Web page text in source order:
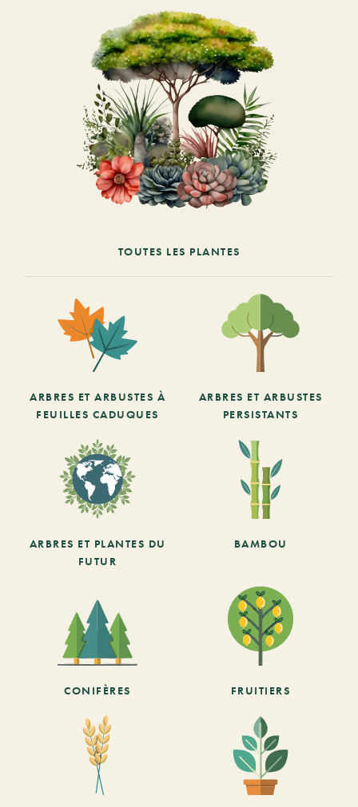
TOUTES LES PLANTES
ARBRES ET ARBUSTES À
FEUILLES CADUQUES
ARBRES ET ARBUSTES
PERSISTANTS
ARBRES ET PLANTES DU
FUTUR
BAMBOU
CONIFÈRES FRUITIERS